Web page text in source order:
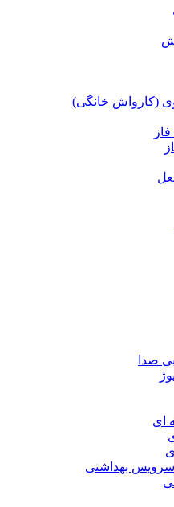
(کارواش خانگی)
صدا
ای
بهداشتی